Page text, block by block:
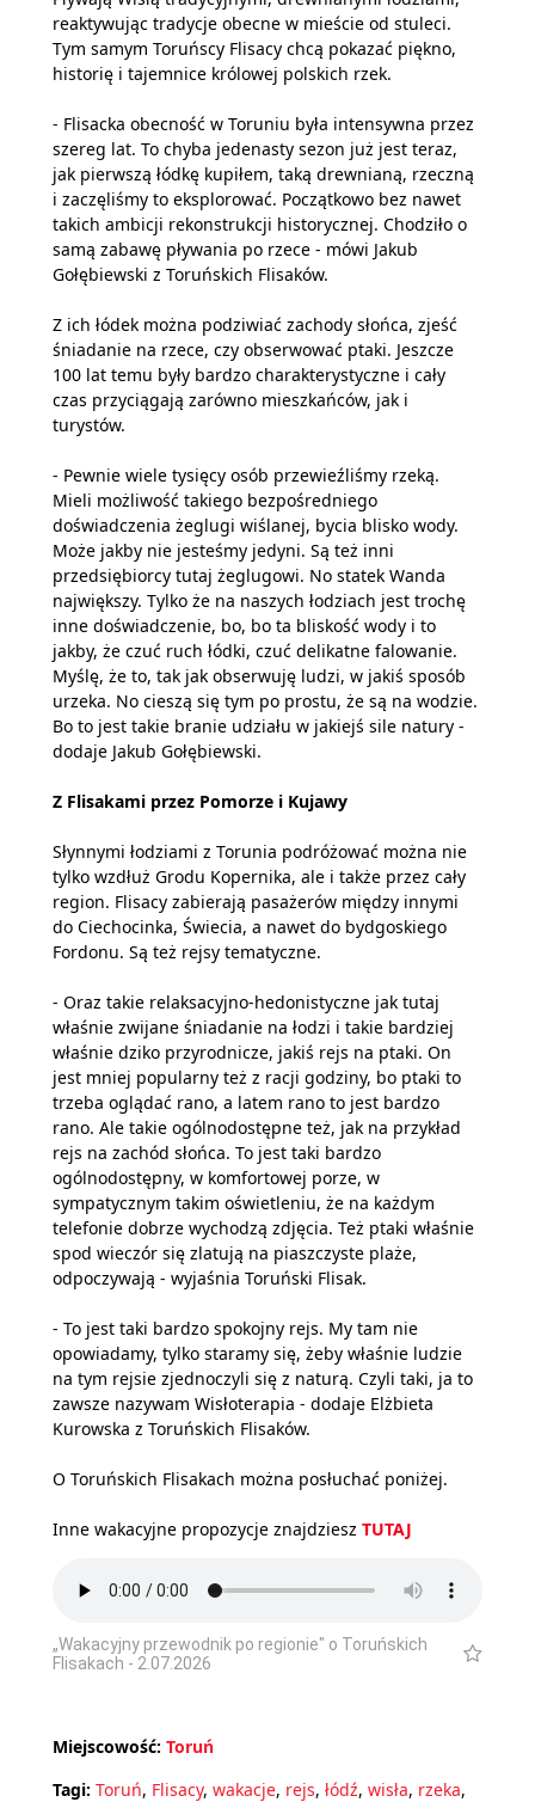
reaktywując tradycje obecne w mieście od stuleci.
Tym samym Toruńscy Flisacy chcą pokazać piękno,
historię i tajemnice królowej polskich rzek.
- Flisacka obecność w Toruniu była intensywna przez
szereg lat. To chyba jedenasty sezon już jest teraz,
jak pierwszą łódkę kupiłem, taką drewnianą, rzeczną
i zaczęliśmy to eksplorować. Początkowo bez nawet
takich ambicji rekonstrukcji historycznej. Chodziło o
samą zabawę pływania po rzece - mówi Jakub
Gołębiewski z Toruńskich Flisaków.
Z ich łódek można podziwiać zachody słońca, zjeść
śniadanie na rzece, czy obserwować ptaki. Jeszcze
100 lat temu były bardzo charakterystyczne i cały
czas przyciągają zarówno mieszkańców, jak i
turystów.
- Pewnie wiele tysięcy osób przewieźliśmy rzeką.
Mieli możliwość takiego bezpośredniego
doświadczenia żeglugi wiślanej, bycia blisko wody.
Może jakby nie jesteśmy jedyni. Są też inni
przedsiębiorcy tutaj żeglugowi. No statek Wanda
największy. Tylko że na naszych łodziach jest trochę
inne doświadczenie, bo, bo ta bliskość wody i to
jakby, że czuć ruch łódki, czuć delikatne falowanie.
Myślę, że to, tak jak obserwuję ludzi, w jakiś sposób
urzeka. No cieszą się tym po prostu, że są na wodzie.
Bo to jest takie branie udziału w jakiejś sile natury -
dodaje Jakub Gołębiewski.
Z Flisakami przez Pomorze i Kujawy
Słynnymi łodziami z Torunia podróżować można nie
tylko wzdłuż Grodu Kopernika, ale i także przez cały
region. Flisacy zabierają pasażerów między innymi
do Ciechocinka, Świecia, a nawet do bydgoskiego
Fordonu. Są też rejsy tematyczne.
- Oraz takie relaksacyjno-hedonistyczne jak tutaj
właśnie zwijane śniadanie na łodzi i takie bardziej
właśnie dziko przyrodnicze, jakiś rejs na ptaki. On
jest mniej popularny też z racji godziny, bo ptaki to
trzeba oglądać rano, a latem rano to jest bardzo
rano. Ale takie ogólnodostępne też, jak na przykład
rejs na zachód słońca. To jest taki bardzo
ogólnodostępny, w komfortowej porze, w
sympatycznym takim oświetleniu, że na każdym
telefonie dobrze wychodzą zdjęcia. Też ptaki właśnie
spod wieczór się zlatują na piaszczyste plaże,
odpoczywają - wyjaśnia Toruński Flisak.
- To jest taki bardzo spokojny rejs. My tam nie
opowiadamy, tylko staramy się, żeby właśnie ludzie
na tym rejsie zjednoczyli się z naturą. Czyli taki, ja to
zawsze nazywam Wisłoterapia - dodaje Elżbieta
Kurowska z Toruńskich Flisaków.
O Toruńskich Flisakach można posłuchać poniżej.
Inne wakacyjne propozycje znajdziesz TUTAJ
„Wakacyjny przewodnik po regionie" o Toruńskich
Flisakach - 2.07.2026
Miejscowość: Toruń
Tagi: Toruń, Flisacy, wakacje, rejs, łódź, wisła, rzeka,